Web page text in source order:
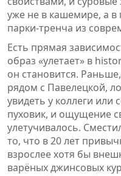
уже не в кашемире, а
парки-тренча из
Есть прямая
образ «улетает» в
он становится.
рядом с Павелецкой,
увидеть у коллеги
пуховик, и ощущение
улетучивалось.
то, что в 20 лет
взрослее хотя бы
варёных джинсовых